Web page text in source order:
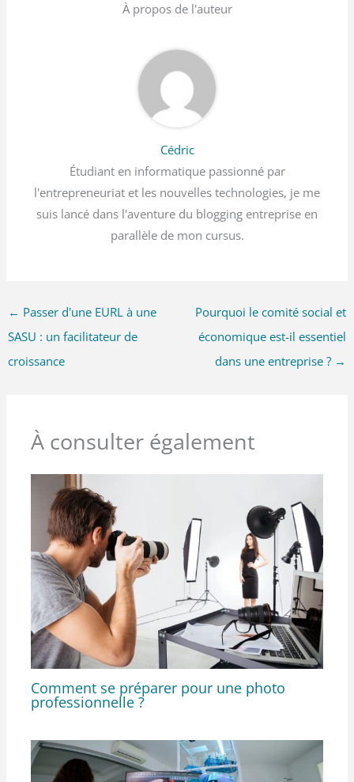
À propos de l'auteur
Cédric
Étudiant en informatique passionné par
l'entrepreneuriat et les nouvelles technologies, je me
suis lancé dans l'aventure du blogging entreprise en
parallèle de mon cursus.
← Passer d'une EURL à une
SASU : un facilitateur de
croissance
Pourquoi le comité social et
économique est-il essentiel
dans une entreprise ? →
À consulter également
Comment se préparer pour une photo
professionnelle ?